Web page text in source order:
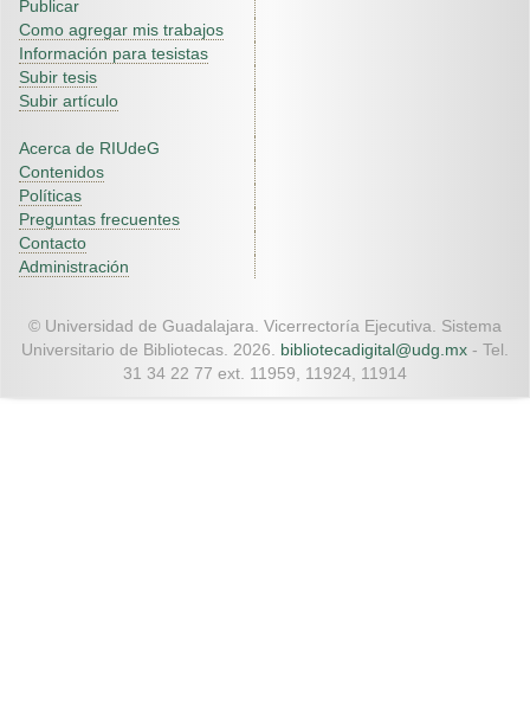
Publicar
Como agregar mis trabajos
Información para tesistas
Subir tesis
Subir artículo
Acerca de RIUdeG
Contenidos
Políticas
Preguntas frecuentes
Contacto
Administración
© Universidad de Guadalajara. Vicerrectoría Ejecutiva. Sistema
Universitario de Bibliotecas. 2026. bibliotecadigital@udg.mx - Tel.
31 34 22 77 ext. 11959, 11924, 11914